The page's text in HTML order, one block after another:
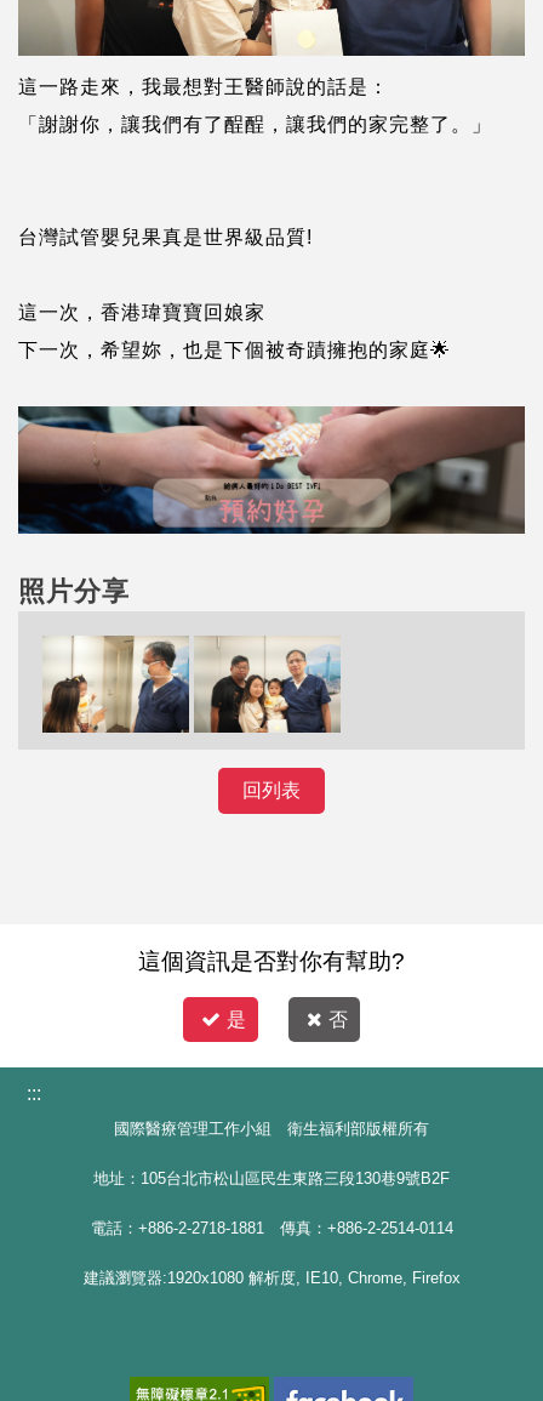
這一路走來，我最想對王醫師說的話是：
「謝謝你，讓我們有了酲酲，讓我們的家完整了。」
台灣試管嬰兒果真是世界級品質!
這一次，香港瑋寶寶回娘家
下一次，希望妳，也是下個被奇蹟擁抱的家庭🌟
照片分享
回列表
這個資訊是否對你有幫助?
是 否
:::
國際醫療管理工作小組 衛生福利部版權所有
地址：105台北市松山區民生東路三段130巷9號B2F
電話：+886-2-2718-1881 傳真：+886-2-2514-0114
建議瀏覽器:1920x1080 解析度, IE10, Chrome, Firefox